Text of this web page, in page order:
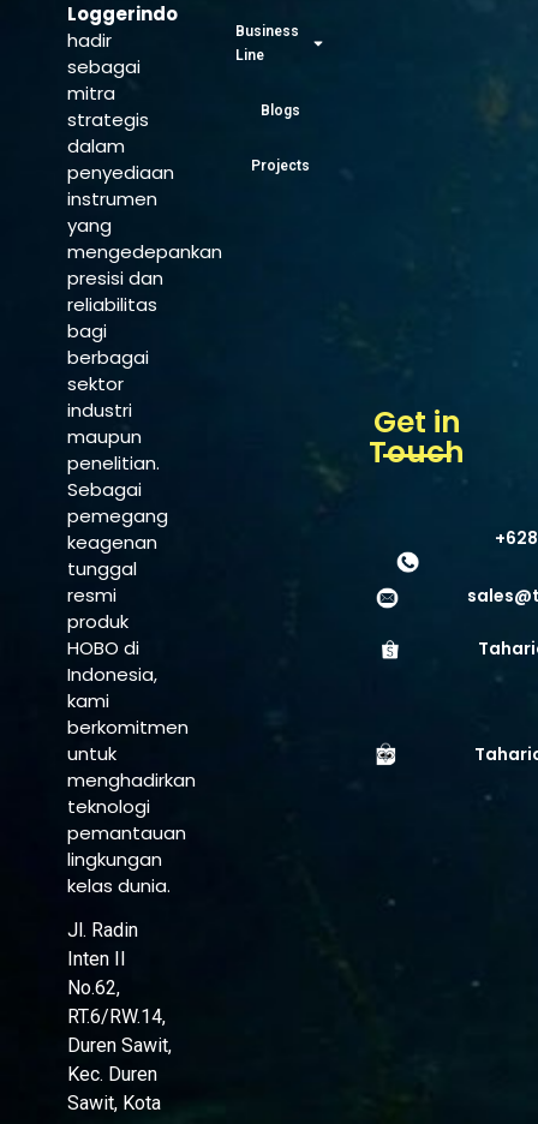
Loggerindo
hadir
sebagai
mitra
strategis
dalam
penyediaan
instrumen
yang
mengedepankan
presisi dan
reliabilitas
bagi
berbagai
sektor
industri
maupun
penelitian.
Sebagai
pemegang
keagenan
tunggal
resmi
produk
HOBO di
Indonesia,
kami
berkomitmen
untuk
menghadirkan
teknologi
pemantauan
lingkungan
kelas dunia.
Jl. Radin
Inten II
No.62,
RT.6/RW.14,
Duren Sawit,
Kec. Duren
Sawit, Kota
Business
Line
Blogs
Projects
Get in
Touch